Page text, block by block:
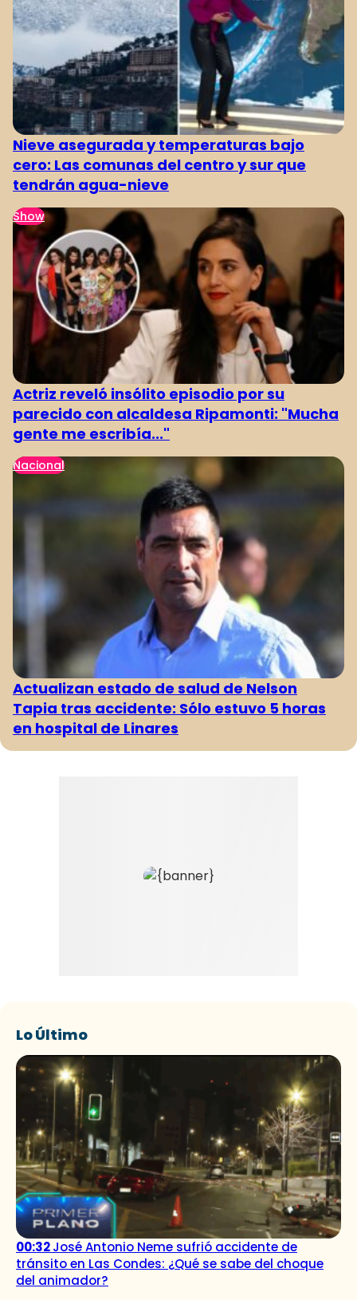
Nieve asegurada y temperaturas bajo
cero: Las comunas del centro y sur que
tendrán agua-nieve
Show
Actriz reveló insólito episodio por su
parecido con alcaldesa Ripamonti: "Mucha
gente me escribía..."
Nacional
Actualizan estado de salud de Nelson
Tapia tras accidente: Sólo estuvo 5 horas
en hospital de Linares
Lo Último
00:32José Antonio Neme sufrió accidente de
tránsito en Las Condes: ¿Qué se sabe del choque
del animador?